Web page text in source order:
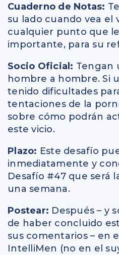
Cuaderno de Notas:
su lado cuando vea el
cualquier punto que
importante, para su
Socio Oficial: Tengan
hombre a hombre. Si
tenido dificultades
tentaciones de la
sobre cómo podrán
este vicio.
Plazo: Este desafío
inmediatamente y
Desafío #47 que será
una semana.
Postear: Después – y
de haber concluido
sus comentarios – en
IntelliMen (no en el